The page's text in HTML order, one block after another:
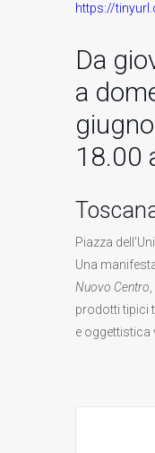
https://
Da
a
18.00
Piazza
Una
Nuovo Centro
prodotti tipici
e oggettistica